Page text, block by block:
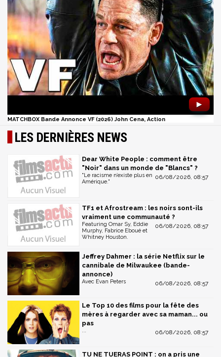
►
MATCHBOX Bande Annonce VF (2026) John Cena, Action
LES DERNIÈRES NEWS
Dear White People : comment être
"Noir" dans un monde de "Blancs" ?
06/08/2026, 08:57
"Le racisme n’existe plus en
Amérique."
TF1 et Afrostream : les noirs sont-ils
vraiment une communauté ?
06/08/2026, 08:57
Featuring Omar Sy, Eddie
Murphy, Fabrice Eboué et
Whitney Houston.
Jeffrey Dahmer : la série Netflix sur le
cannibale de Milwaukee (bande-
annonce)
06/08/2026, 08:57
Avec Evan Peters
Le Top 10 des films pour la fête des
mères à regarder avec sa maman... ou
pas
06/08/2026, 08:57
...
TU NE TUERAS POINT : on a pris une